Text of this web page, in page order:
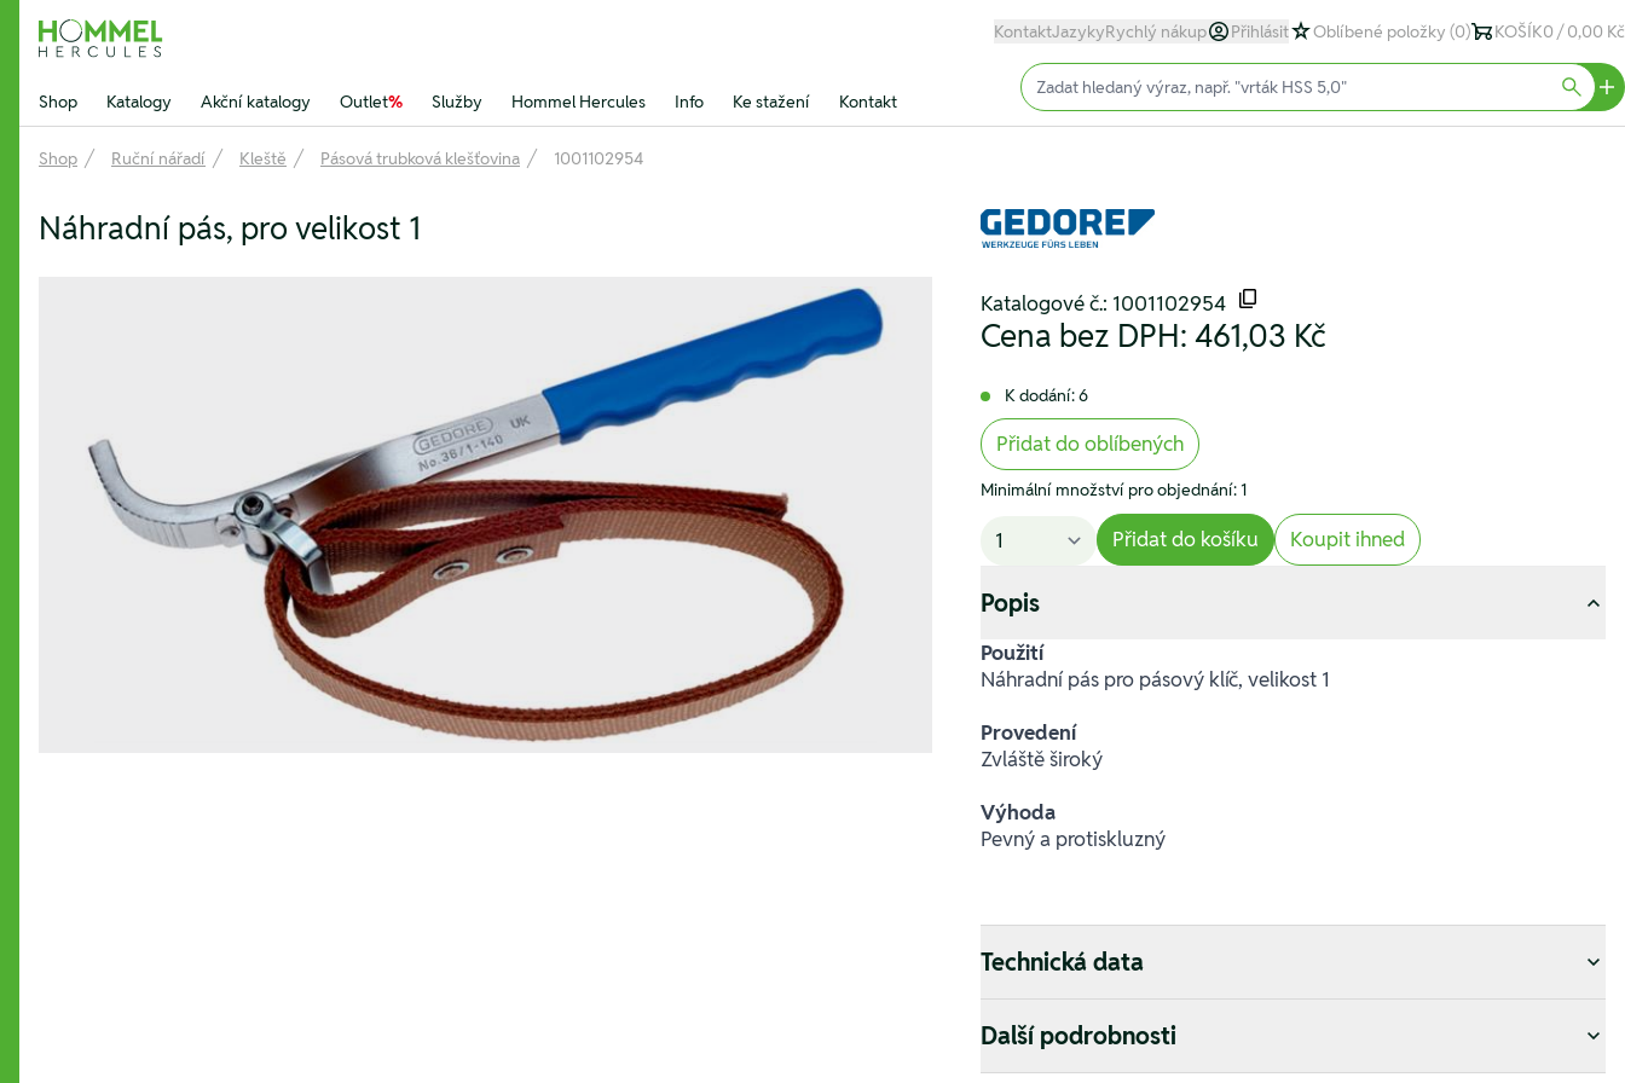
Hommel Hercules
KontaktJazykyRychlý nákup Přihlásit Oblíbené položky (0) KOŠÍK0 / 0,00 Kč
Shop Katalogy Akční katalogy Outlet% Služby Hommel Hercules Info Ke stažení Kontakt
Input (text)
Shop Ruční nářadí Kleště Pásová trubková klešťovina 1001102954
Náhradní pás, pro velikost 1
Katalogové č.: 1001102954
Cena bez DPH:461,03 Kč
K dodání: 6
Přidat do oblíbených
Minimální množství pro objednání: 1
Přidat do košíku Koupit ihned
Popis
Použití
Náhradní pás pro pásový klíč, velikost 1
Provedení
Zvláště široký
Výhoda
Pevný a protiskluzný
Technická data
Další podrobnosti